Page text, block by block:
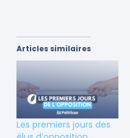
Articles similaires
Les premiers jours des